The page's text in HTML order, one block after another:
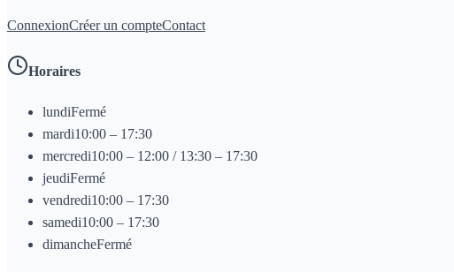
ConnexionCréer un compteContact
Horaires
lundiFermé
mardi10:00 – 17:30
mercredi10:00 – 12:00 / 13:30 – 17:30
jeudiFermé
vendredi10:00 – 17:30
samedi10:00 – 17:30
dimancheFermé